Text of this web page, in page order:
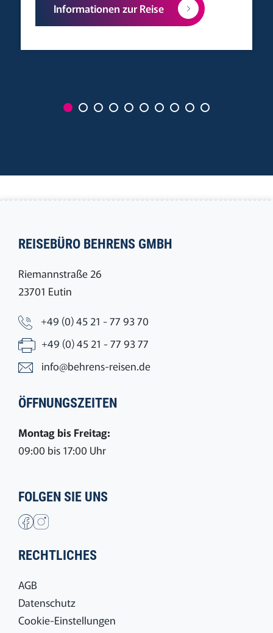
Informationen zur Reise
REISEBÜRO BEHRENS GMBH
Riemannstraße 26
23701 Eutin
+49 (0) 45 21 - 77 93 70
+49 (0) 45 21 - 77 93 77
info@behrens-reisen.de
ÖFFNUNGSZEITEN
Montag bis Freitag:
09:00 bis 17:00 Uhr
FOLGEN SIE UNS
RECHTLICHES
AGB
Datenschutz
Cookie-Einstellungen